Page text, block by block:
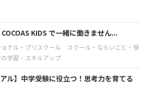
KIDS で一緒に働きません...
ナル・プリスクール
スクール・ならいごと・受
学習・スキルアップ
アル】中学受験に役立つ！思考力を育てる